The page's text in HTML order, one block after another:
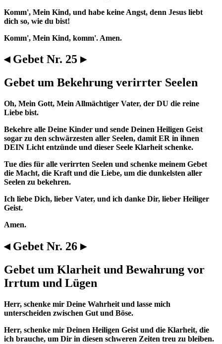
Komm', Mein Kind, und habe keine Angst, denn Jesus liebt
dich so, wie du bist!
Komm', Mein Kind, komm'. Amen.
◂ Gebet Nr. 25 ▸
Gebet um Bekehrung verirrter Seelen
Oh, Mein Gott, Mein Allmächtiger Vater, der DU die reine
Liebe bist.
Bekehre alle Deine Kinder und sende Deinen Heiligen Geist
sogar zu den schwärzesten aller Seelen, damit ER in ihnen
DEIN Licht entzünde und dieser Seele Klarheit schenke.
Tue dies für alle verirrten Seelen und schenke meinem Gebet
die Macht, die Kraft und die Liebe, um die dunkelsten aller
Seelen zu bekehren.
Ich liebe Dich, lieber Vater, und ich danke Dir, lieber Heiliger
Geist.
Amen.
◂ Gebet Nr. 26 ▸
Gebet um Klarheit und Bewahrung vor
Irrtum und Lügen
Herr, schenke mir Deine Wahrheit und lasse mich
unterscheiden zwischen Gut und Böse.
Herr, schenke mir Deinen Heiligen Geist und die Klarheit, die
ich brauche, um Dir in diesen schweren Zeiten treu zu bleiben.